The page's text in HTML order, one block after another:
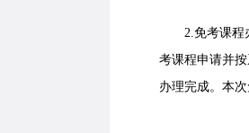
2.免考课程办
考课程申请并
办理完成。本次